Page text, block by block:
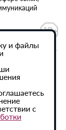
данных
и файлы
с